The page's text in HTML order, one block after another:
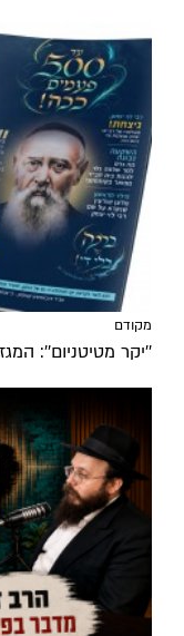
מקודם
''יקר מטיטניום'':